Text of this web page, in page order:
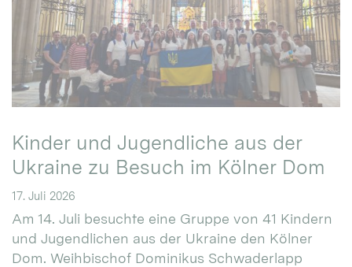
Kinder und Jugendliche aus der
Ukraine zu Besuch im Kölner Dom
17. Juli 2026
Am 14. Juli besuchte eine Gruppe von 41 Kindern
und Jugendlichen aus der Ukraine den Kölner
Dom. Weihbischof Dominikus Schwaderlapp